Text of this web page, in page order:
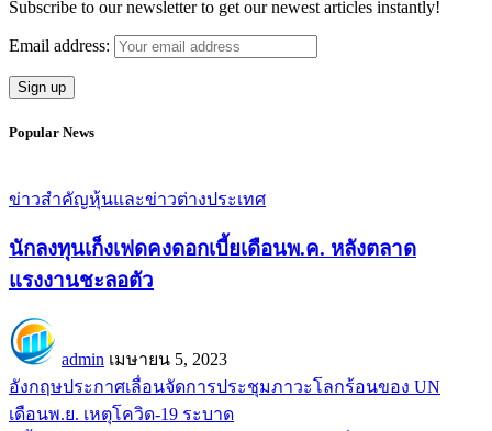
Subscribe to our newsletter to get our newest articles instantly!
Email address:
Popular News
ข่าวสำคัญหุ้นและข่าวต่างประเทศ
นักลงทุนเก็งเฟดคงดอกเบี้ยเดือนพ.ค. หลังตลาด
แรงงานชะลอตัว
admin เมษายน 5, 2023
อังกฤษประกาศเลื่อนจัดการประชุมภาวะโลกร้อนของ UN
เดือนพ.ย. เหตุโควิด-19 ระบาด